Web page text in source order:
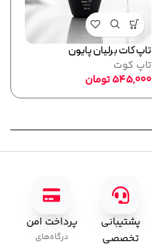
تاپ کات برلیان پایون
تاپ کوت
545,000تومان
پشتیبانی
تخصصی
پرداخت امن
درگاه‌های